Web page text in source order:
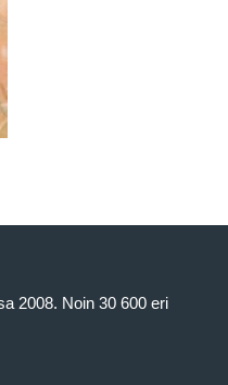
2008. Noin 30 600 eri